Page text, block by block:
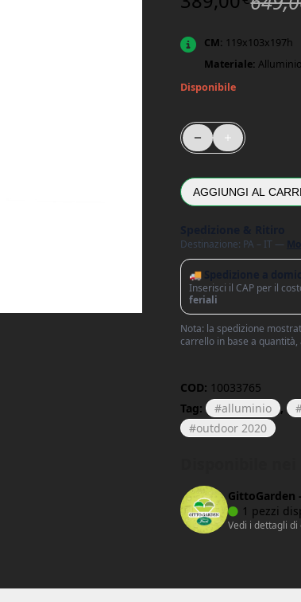
CM: 119x103x197h
Materiale:
Disponibile
Nido Moon Grigio
AGGIUNGI AL
Destinazione: PA – IT —
🚚 Spedizione a
Inserisci il CAP per il
feriali
Nota: la spedizione
carrello in base a
COD: 10033765
Tag:
alluminio ,
outdoor 2020
GittoGarden
1 pezzi
Vedi i dettagli